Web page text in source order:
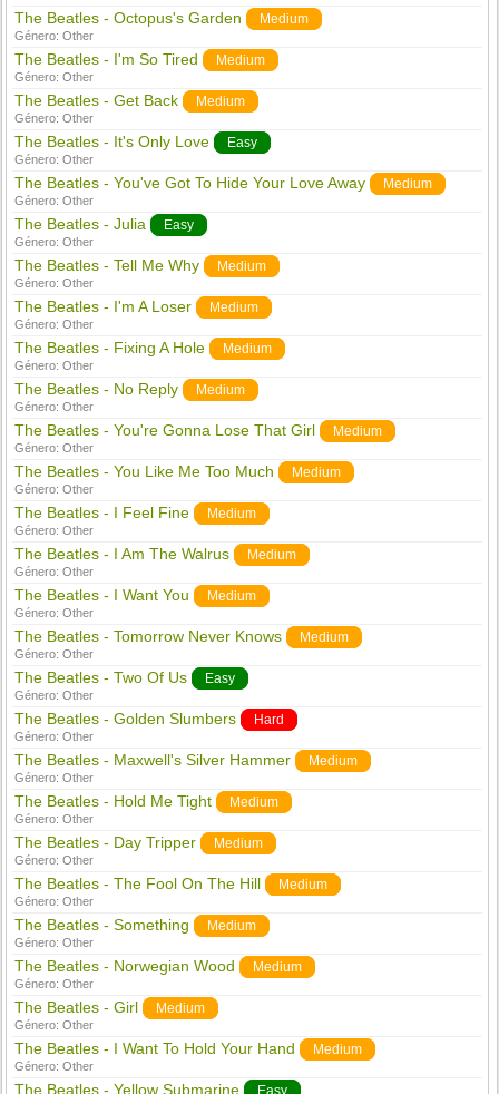
The Beatles - Octopus's Garden Medium
Género:Other
The Beatles - I'm So Tired Medium
Género:Other
The Beatles - Get Back Medium
Género:Other
The Beatles - It's Only Love Easy
Género:Other
The Beatles - You've Got To Hide Your Love Away Medium
Género:Other
The Beatles - Julia Easy
Género:Other
The Beatles - Tell Me Why Medium
Género:Other
The Beatles - I'm A Loser Medium
Género:Other
The Beatles - Fixing A Hole Medium
Género:Other
The Beatles - No Reply Medium
Género:Other
The Beatles - You're Gonna Lose That Girl Medium
Género:Other
The Beatles - You Like Me Too Much Medium
Género:Other
The Beatles - I Feel Fine Medium
Género:Other
The Beatles - I Am The Walrus Medium
Género:Other
The Beatles - I Want You Medium
Género:Other
The Beatles - Tomorrow Never Knows Medium
Género:Other
The Beatles - Two Of Us Easy
Género:Other
The Beatles - Golden Slumbers Hard
Género:Other
The Beatles - Maxwell's Silver Hammer Medium
Género:Other
The Beatles - Hold Me Tight Medium
Género:Other
The Beatles - Day Tripper Medium
Género:Other
The Beatles - The Fool On The Hill Medium
Género:Other
The Beatles - Something Medium
Género:Other
The Beatles - Norwegian Wood Medium
Género:Other
The Beatles - Girl Medium
Género:Other
The Beatles - I Want To Hold Your Hand Medium
Género:Other
The Beatles - Yellow Submarine